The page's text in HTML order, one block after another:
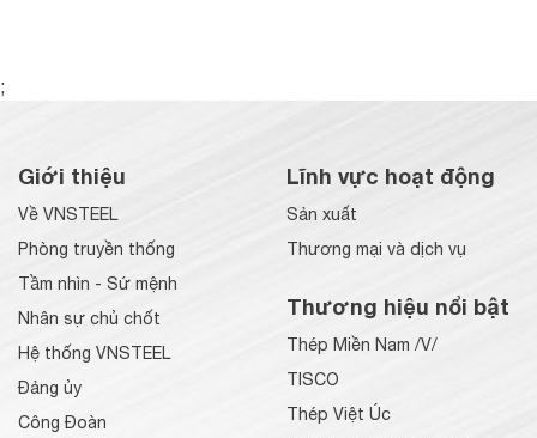
;
Giới thiệu
Về VNSTEEL
Phòng truyền thống
Tầm nhìn - Sứ mệnh
Nhân sự chủ chốt
Hệ thống VNSTEEL
Đảng ủy
Công Đoàn
Lĩnh vực hoạt động
Sản xuất
Thương mại và dịch vụ
Thương hiệu nổi bật
Thép Miền Nam /V/
TISCO
Thép Việt Úc